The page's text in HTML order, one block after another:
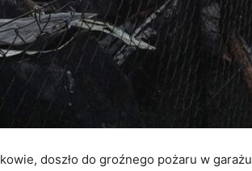
doszło do groźnego pożaru w garażu